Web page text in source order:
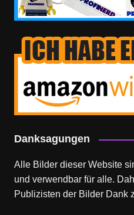
Danksagungen
Alle Bilder dieser Website
und verwendbar für alle.
Publizisten der Bilder Dank